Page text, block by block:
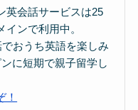
英会話サービスは25
インで利用中。
おうち英語を楽しみ
に短期で親子留学し
！